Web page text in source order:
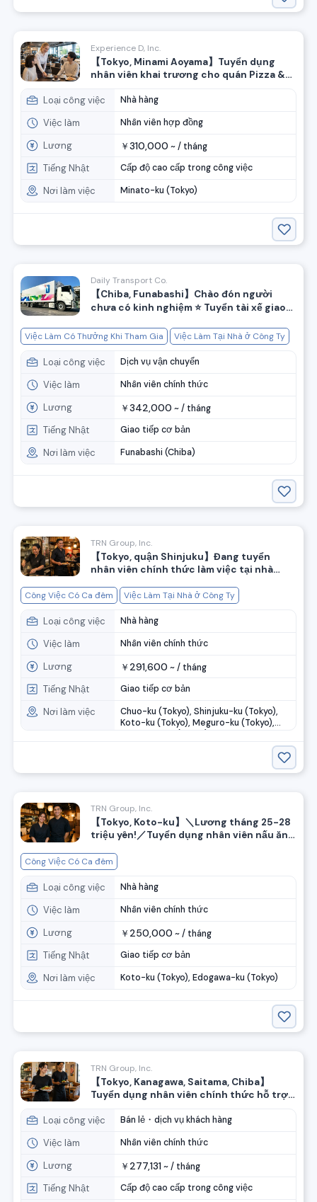
Experience D, Inc.
【Tokyo, Minami Aoyama】Tuyển dụng
nhân viên khai trương cho quán Pizza &
Loại công việc
Nhà hàng
Việc làm Nhân viên hợp đồng
Lương ￥310,000 ~ / tháng
Tiếng Nhật Cấp độ cao cấp trong công việc
Nơi làm việc Minato-ku (Tokyo)
Daily Transport Co.
【Chiba, Funabashi】Chào đón người
chưa có kinh nghiệm ⭐️ Tuyển tài xế giao
cao
Việc Làm Có Thưởng Khi Tham Gia Việc Làm Tại Nhà ở Công Ty
Loại công việc Dịch vụ vận chuyển
Việc làm Nhân viên chính thức
Lương ￥342,000 ~ / tháng
Tiếng Nhật Giao tiếp cơ bản
Nơi làm việc Funabashi (Chiba)
TRN Group, Inc.
【Tokyo, quận Shinjuku】Đang tuyển
nhân viên chính thức làm việc tại nhà
Công Việc Có Ca đêm Việc Làm Tại Nhà ở Công Ty
Loại công việc Nhà hàng
Việc làm Nhân viên chính thức
Lương ￥ 291,600 ~ / tháng
Tiếng Nhật Giao tiếp cơ bản
Nơi làm việc
Chuo-ku (Tokyo), Shinjuku-ku (Tokyo),
Koto-ku (Tokyo), Meguro-ku (Tokyo),
Setagaya-ku (Tokyo), ....
TRN Group, Inc.
【Tokyo, Koto-ku】＼Lương tháng 25-28
triệu yên!／Tuyển dụng nhân viên nấu ăn
Công Việc Có Ca đêm
Loại công việc Nhà hàng
Việc làm Nhân viên chính thức
Lương ￥ 250,000 ~ / tháng
Tiếng Nhật Giao tiếp cơ bản
Nơi làm việc Koto-ku (Tokyo), Edogawa-ku (Tokyo)
TRN Group, Inc.
【Tokyo, Kanagawa, Saitama, Chiba】
Tuyển dụng nhân viên chính thức hỗ trợ
Loại công việc
Bán lẻ・dịch vụ khách hàng
Việc làm Nhân viên chính thức
Lương ￥ 277,131~ / tháng
Tiếng Nhật Cấp độ cao cấp trong công việc